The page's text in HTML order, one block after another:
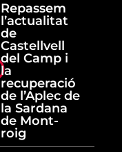
Repassem
l’actualitat
de
Castellvell
del Camp i
la
recuperació
de l’Aplec de
la Sardana
de Mont-
roig